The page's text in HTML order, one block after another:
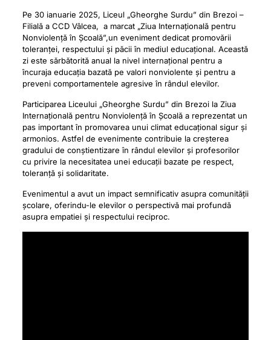
Pe 30 ianuarie 2025, Liceul „Gheorghe Surdu” din Brezoi –
Filială a CCD Vâlcea, a marcat „Ziua Internațională pentru
Nonviolență în Școală”,un eveniment dedicat promovării
toleranței, respectului și păcii în mediul educațional. Această
zi este sărbătorită anual la nivel internațional pentru a
încuraja educația bazată pe valori nonviolente și pentru a
preveni comportamentele agresive în rândul elevilor.
Participarea Liceului „Gheorghe Surdu” din Brezoi la Ziua
Internațională pentru Nonviolență în Școală a reprezentat un
pas important în promovarea unui climat educațional sigur și
armonios. Astfel de evenimente contribuie la creșterea
gradului de conștientizare în rândul elevilor și profesorilor
cu privire la necesitatea unei educații bazate pe respect,
toleranță și solidaritate.
Evenimentul a avut un impact semnificativ asupra comunității
școlare, oferindu-le elevilor o perspectivă mai profundă
asupra empatiei și respectului reciproc.